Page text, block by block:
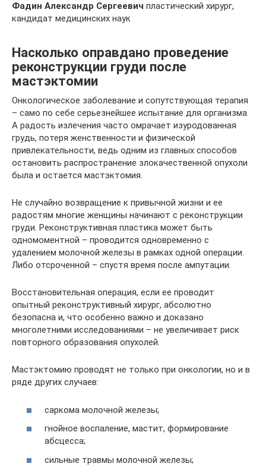
Фадин Александр Сергеевич пластический хирург,
кандидат медицинских наук
Насколько оправдано проведение
реконструкции груди после
мастэктомии
Онкологическое заболевание и сопутствующая терапия
– само по себе серьезнейшее испытание для организма.
А радость излечения часто омрачает изуродованная
грудь, потеря женственности и физической
привлекательности, ведь одним из главных способов
остановить распространение злокачественной опухоли
была и остается мастэктомия.
Не случайно возвращение к привычной жизни и ее
радостям многие женщины начинают с реконструкции
груди. Реконструктивная пластика может быть
одномоментной – проводится одновременно с
удалением молочной железы в рамках одной операции.
Либо отсроченной – спустя время после ампутации.
Восстановительная операция, если ее проводит
опытный реконструктивный хирург, абсолютно
безопасна и, что особенно важно и доказано
многолетними исследованиями – не увеличивает риск
повторного образования опухолей.
Мастэктомию проводят не только при онкологии, но и в
ряде других случаев:
саркома молочной железы;
гнойное воспаление, мастит, формирование
абсцесса;
сильные травмы молочной железы;